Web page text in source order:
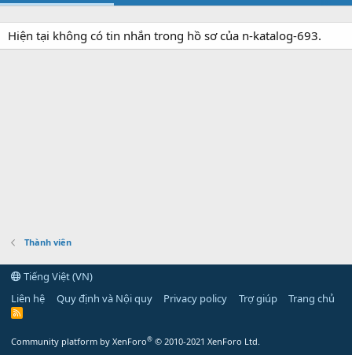
Hiện tại không có tin nhắn trong hồ sơ của n-katalog-693.
Thành viên
Tiếng Việt (VN)
Liên hệ
Quy định và Nội quy Privacy policy Trợ giúp Trang chủ
R
Community platform by XenForo® © 2010-2021 XenForo Ltd.